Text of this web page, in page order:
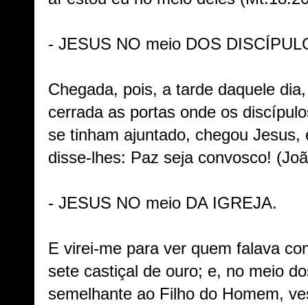
- JESUS NO meio DOS
Chegada, pois, a tarde daquele
cerrada as portas onde os
se tinham ajuntado, chegou
disse-lhes: Paz seja convosco!
- JESUS NO meio DA IGREJA.
E virei-me para ver quem falava
sete castiçal de ouro; e, no meio
semelhante ao Filho do Homem,